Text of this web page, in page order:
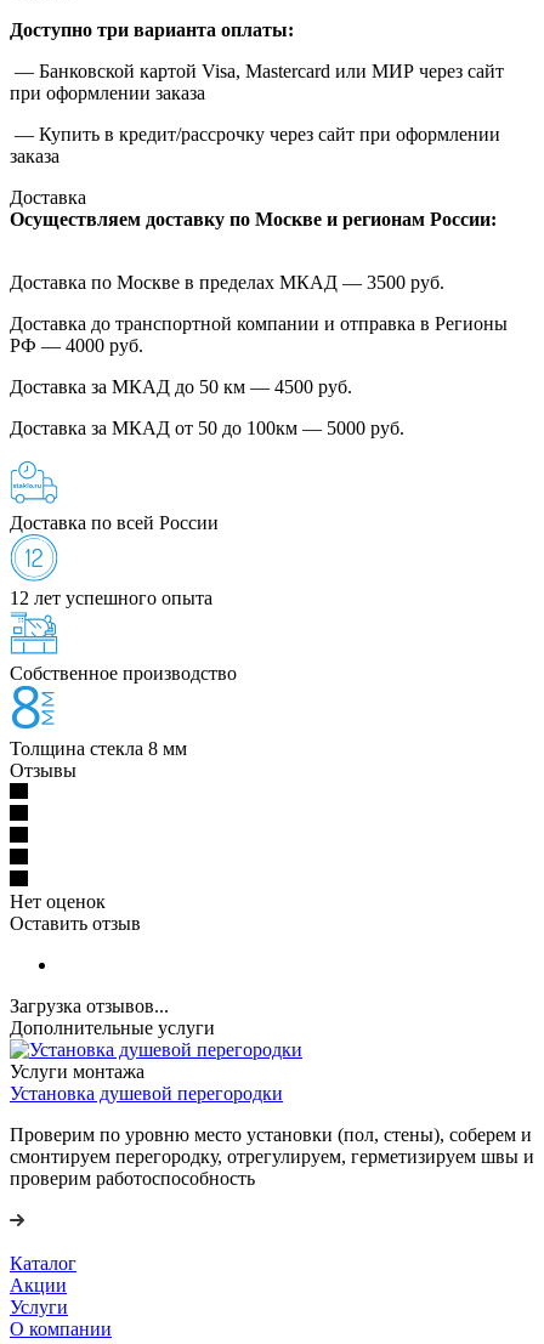
Доступно три варианта оплаты:
— Банковской картой Visa, Mastercard или МИР через сайт
при оформлении заказа
— Купить в кредит/рассрочку через сайт при оформлении
заказа
Доставка
Осуществляем доставку по Москве и регионам России:
Доставка по Москве в пределах МКАД — 3500 руб.
Доставка до транспортной компании и отправка в Регионы
РФ — 4000 руб.
Доставка за МКАД до 50 км — 4500 руб.
Доставка за МКАД от 50 до 100км — 5000 руб.
Доставка по всей России
12 лет успешного опыта
Собственное производство
Толщина стекла 8 мм
Отзывы
Нет оценок
Оставить отзыв
Загрузка отзывов...
Дополнительные услуги
Услуги монтажа
Установка душевой перегородки
Проверим по уровню место установки (пол, стены), соберем и
смонтируем перегородку, отрегулируем, герметизируем швы и
проверим работоспособность
Каталог
Акции
Услуги
О компании